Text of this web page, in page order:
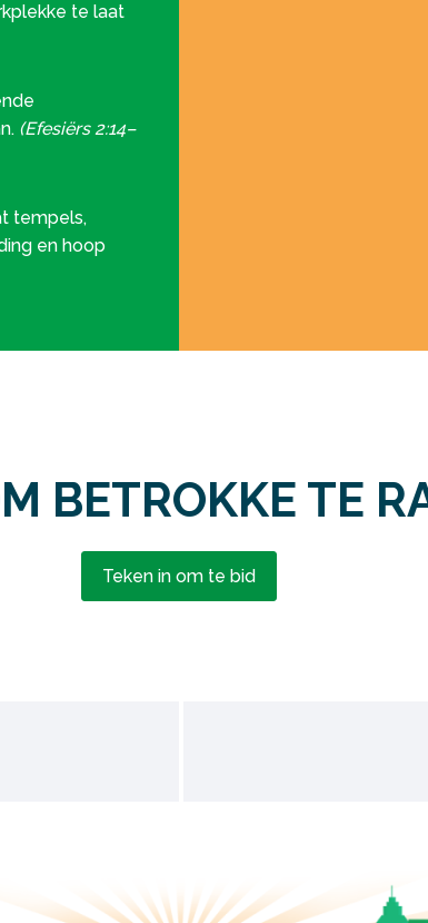
te laat
(Efesiërs 2:14–
tempels,
en hoop
BETROKKE TE
Teken in om te bid